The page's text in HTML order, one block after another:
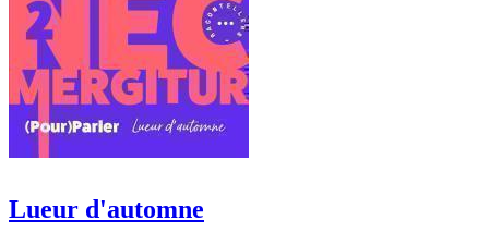
Lueur d'automne